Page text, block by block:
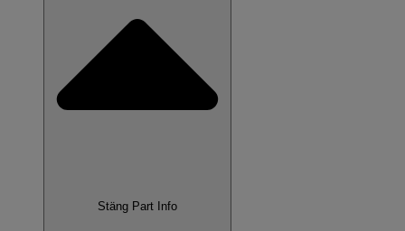
Stäng Part Info